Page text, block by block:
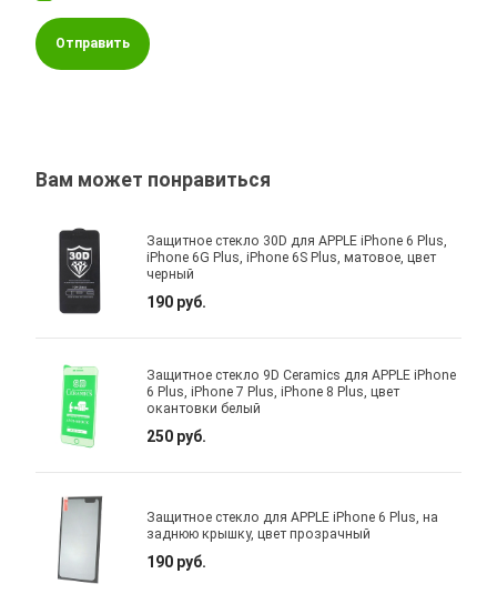
Отправить
Вам может понравиться
Защитное стекло 30D для APPLE iPhone 6 Plus,
iPhone 6G Plus, iPhone 6S Plus, матовое, цвет
черный
190 руб.
Защитное стекло 9D Ceramics для APPLE iPhone
6 Plus, iPhone 7 Plus, iPhone 8 Plus, цвет
окантовки белый
250 руб.
Защитное стекло для APPLE iPhone 6 Plus, на
заднюю крышку, цвет прозрачный
190 руб.